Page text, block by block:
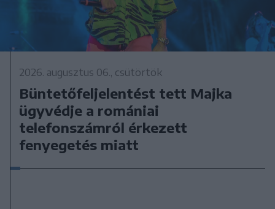
2026. augusztus 06., csütörtök
Büntetőfeljelentést tett Majka
ügyvédje a romániai
telefonszámról érkezett
fenyegetés miatt